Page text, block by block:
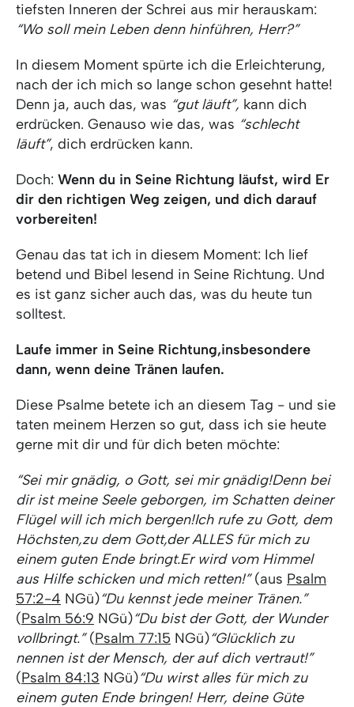
tiefsten Inneren der Schrei aus mir herauskam:
“Wo soll mein Leben denn hinführen, Herr?”
In diesem Moment spürte ich die Erleichterung,
nach der ich mich so lange schon gesehnt hatte!
Denn ja, auch das, was “gut läuft”, kann dich
erdrücken. Genauso wie das, was “schlecht
läuft”, dich erdrücken kann.
Doch: Wenn du in Seine Richtung läufst, wird Er
dir den richtigen Weg zeigen, und dich darauf
vorbereiten!
Genau das tat ich in diesem Moment: Ich lief
betend und Bibel lesend in Seine Richtung. Und
es ist ganz sicher auch das, was du heute tun
solltest.
Laufe immer in Seine Richtung,insbesondere
dann, wenn deine Tränen laufen.
Diese Psalme betete ich an diesem Tag - und sie
taten meinem Herzen so gut, dass ich sie heute
gerne mit dir und für dich beten möchte:
“Sei mir gnädig, o Gott, sei mir gnädig!Denn bei
dir ist meine Seele geborgen, im Schatten deiner
Flügel will ich mich bergen!Ich rufe zu Gott, dem
Höchsten,zu dem Gott,der ALLES für mich zu
einem guten Ende bringt.Er wird vom Himmel
aus Hilfe schicken und mich retten!”(aus Psalm
57:2-4 NGü)“Du kennst jede meiner Tränen.”
(Psalm 56:9 NGü)“Du bist der Gott, der Wunder
vollbringt.”(Psalm 77:15 NGü)“Glücklich zu
nennen ist der Mensch, der auf dich vertraut!”
(Psalm 84:13 NGü)“Du wirst alles für mich zu
einem guten Ende bringen! Herr, deine Güte